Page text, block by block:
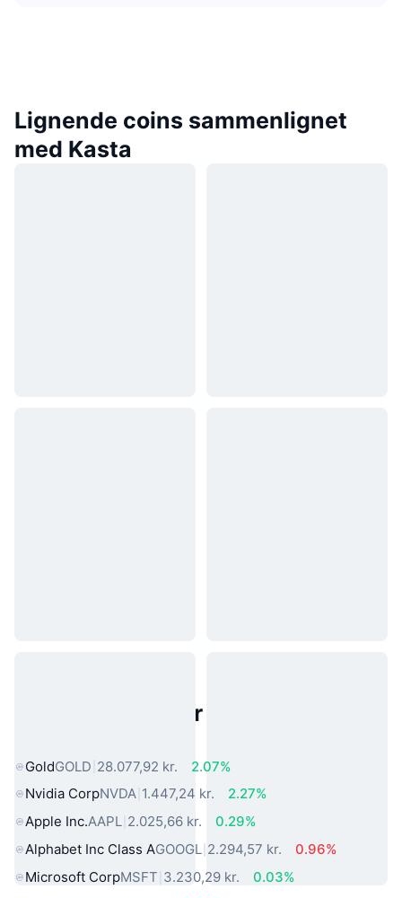
Lignende coins sammenlignet
med Kasta
Populære aktiver fra den virkelige
GoldGOLD 28.077,92 kr.
2.07%
Nvidia CorpNVDA 1.447,24 kr.
2.27%
Apple Inc.AAPL 2.025,66 kr.
0.29%
Alphabet Inc Class AGOOGL 2.294,57 kr.
0.96%
Microsoft CorpMSFT 3.230,29 kr.
0.03%